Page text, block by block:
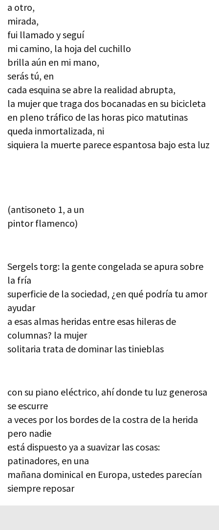
a otro,
mirada,
fui llamado y seguí
mi camino, la hoja del cuchillo
brilla aún en mi mano,
serás tú, en
cada esquina se abre la realidad abrupta,
la mujer que traga dos bocanadas en su bicicleta
en pleno tráfico de las horas pico matutinas
queda inmortalizada, ni
siquiera la muerte parece espantosa bajo esta luz
(antisoneto 1, a un
pintor flamenco)
Sergels torg: la gente congelada se apura sobre
la fría
superficie de la sociedad, ¿en qué podría tu amor
ayudar
a esas almas heridas entre esas hileras de
columnas? la mujer
solitaria trata de dominar las tinieblas
con su piano eléctrico, ahí donde tu luz generosa
se escurre
a veces por los bordes de la costra de la herida
pero nadie
está dispuesto ya a suavizar las cosas:
patinadores, en una
mañana dominical en Europa, ustedes parecían
siempre reposar